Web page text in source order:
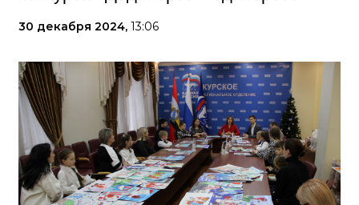
30 декабря 2024, 13:06